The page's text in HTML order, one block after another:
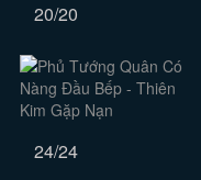
20/20
24/24